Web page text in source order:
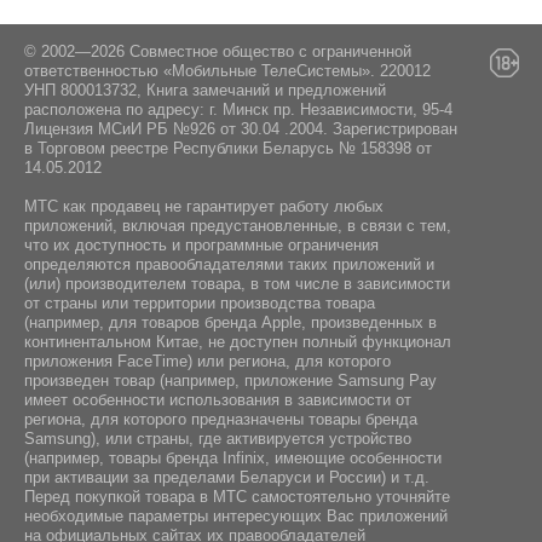
© 2002—2026 Совместное общество с ограниченной
ответственностью «Мобильные ТелеСистемы». 220012
УНП 800013732, Книга замечаний и предложений
расположена по адресу: г. Минск пр. Независимости, 95-4
Лицензия МСиИ РБ №926 от 30.04 .2004. Зарегистрирован
в Торговом реестре Республики Беларусь № 158398 от
14.05.2012
МТС как продавец не гарантирует работу любых
приложений, включая предустановленные, в связи с тем,
что их доступность и программные ограничения
определяются правообладателями таких приложений и
(или) производителем товара, в том числе в зависимости
от страны или территории производства товара
(например, для товаров бренда Apple, произведенных в
континентальном Китае, не доступен полный функционал
приложения FaceTime) или региона, для которого
произведен товар (например, приложение Samsung Pay
имеет особенности использования в зависимости от
региона, для которого предназначены товары бренда
Samsung), или страны, где активируется устройство
(например, товары бренда Infiniх, имеющие особенности
при активации за пределами Беларуси и России) и т.д.
Перед покупкой товара в МТС самостоятельно уточняйте
необходимые параметры интересующих Вас приложений
на официальных сайтах их правообладателей